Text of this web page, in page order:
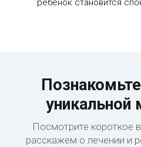
ребенок становится
уникальной
Посмотрите короткое
расскажем о лечении и